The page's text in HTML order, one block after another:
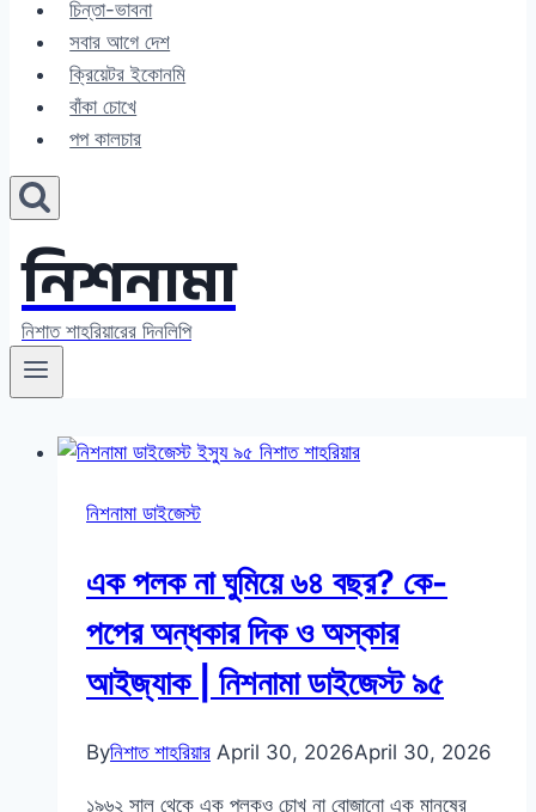
চিন্তা-ভাবনা
সবার আগে দেশ
ক্রিয়েটর ইকোনমি
বাঁকা চোখে
পপ কালচার
নিশনামা
নিশাত শাহরিয়ারের দিনলিপি
নিশনামা ডাইজেস্ট
এক পলক না ঘুমিয়ে ৬৪ বছর? কে-
পপের অন্ধকার দিক ও অস্কার
আইজ্যাক | নিশনামা ডাইজেস্ট ৯৫
Byনিশাত শাহরিয়ার April 30, 2026April 30, 2026
১৯৬২ সাল থেকে এক পলকও চোখ না বোজানো এক মানুষের